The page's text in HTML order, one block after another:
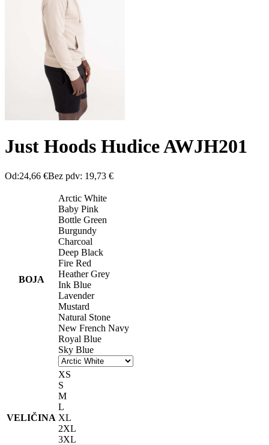
Just Hoods Hudice AWJH201
Od:24,66 €Bez pdv: 19,73 €
BOJA
Arctic White
Baby Pink
Bottle Green
Burgundy
Charcoal
Deep Black
Fire Red
Heather Grey
Ink Blue
Lavender
Mustard
Natural Stone
New French Navy
Royal Blue
Sky Blue
VELIČINA
XS
S
M
L
XL
2XL
3XL